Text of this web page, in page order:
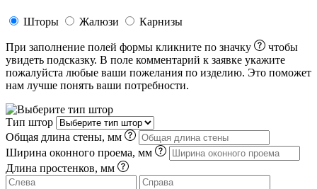
Шторы Жалюзи Карнизы
При заполнение полей формы кликните по значку
чтобы
увидеть подсказку. В поле комментарий к заявке укажите
пожалуйста любые ваши пожелания по изделию. Это поможет
нам лучше понять ваши потребности.
Тип штор
Общая длина стены, мм
Ширина оконного проема, мм
Длина простенков, мм